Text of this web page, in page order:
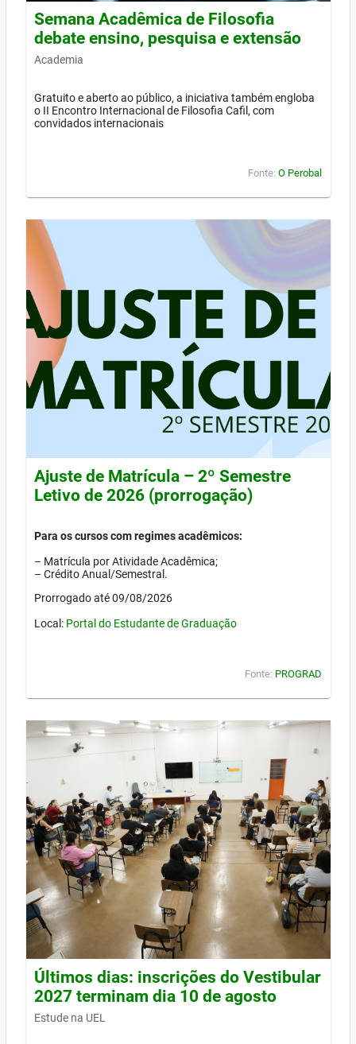
Semana Acadêmica de Filosofia
debate ensino, pesquisa e extensão
Academia
Gratuito e aberto ao público, a iniciativa também engloba
o II Encontro Internacional de Filosofia Cafil, com
convidados internacionais
Fonte: O Perobal
Ajuste de Matrícula – 2º Semestre
Letivo de 2026 (prorrogação)
Para os cursos com regimes acadêmicos:
– Matrícula por Atividade Acadêmica;
– Crédito Anual/Semestral.
Prorrogado até 09/08/2026
Local: Portal do Estudante de Graduação
Fonte: PROGRAD
Últimos dias: inscrições do Vestibular
2027 terminam dia 10 de agosto
Estude na UEL